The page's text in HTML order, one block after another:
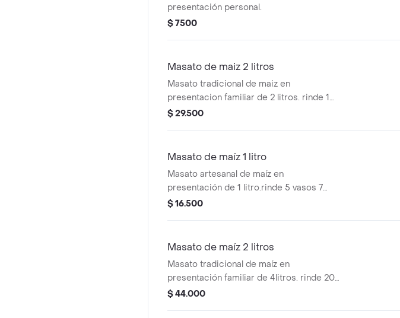
presentación personal.
$ 7500
Masato de maiz 2 litros
Masato tradicional de maiz en
presentacion familiar de 2 litros. rinde 10
vasos 7 onzas
$ 29.500
Masato de maíz 1 litro
Masato artesanal de maíz en
presentación de 1 litro.rinde 5 vasos 7
onzas
$ 16.500
Masato de maíz 2 litros
Masato tradicional de maíz en
presentación familiar de 4litros. rinde 20
vasos 7 onzas.
$ 44.000